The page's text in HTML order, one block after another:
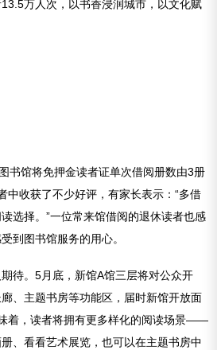
万人次，以书香浸润城市，以文化赋
书馆将免押金读者证单次借阅册数由3册
中收获了不少好评，有家长表示：“多借
选择。”一位常来馆借阅的退休读者也感
到图书馆服务的用心。
待。5月底，新馆A馆三层将对公众开
、主题书房等功能区，届时新馆开放面
着，读者将拥有更多样化的阅读场景——
、看看艺术展览，也可以在主题书房中